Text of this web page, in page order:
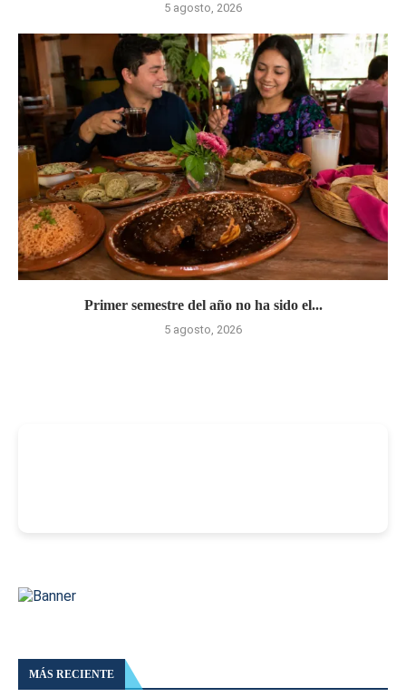
5 agosto, 2026
Primer semestre del año no ha sido el...
5 agosto, 2026
MÁS RECIENTE